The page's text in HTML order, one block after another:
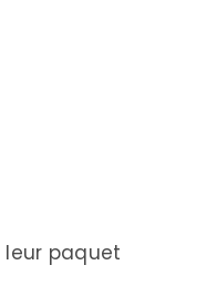
leur paquet